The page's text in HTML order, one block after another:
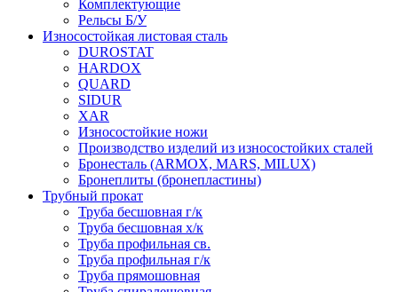
Комплектующие
Рельсы Б/У
Износостойкая листовая сталь
DUROSTAT
HARDOX
QUARD
SIDUR
XAR
Износостойкие ножи
Производство изделий из износостойких сталей
Бронесталь (ARMOX, MARS, MILUX)
Бронеплиты (бронепластины)
Трубный прокат
Труба бесшовная г/к
Труба бесшовная х/к
Труба профильная св.
Труба профильная г/к
Труба прямошовная